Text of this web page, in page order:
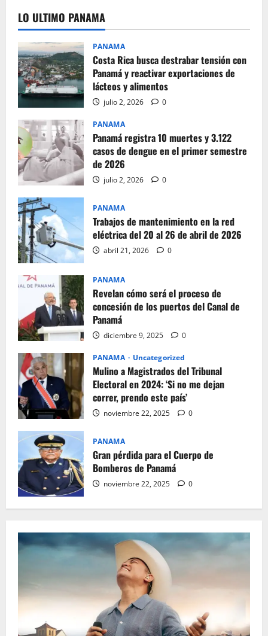
LO ULTIMO PANAMA
PANAMA
Costa Rica busca destrabar tensión con
Panamá y reactivar exportaciones de
lácteos y alimentos
julio 2, 2026 0
PANAMA
Panamá registra 10 muertes y 3.122
casos de dengue en el primer semestre
de 2026
julio 2, 2026 0
PANAMA
Trabajos de mantenimiento en la red
eléctrica del 20 al 26 de abril de 2026
abril 21, 2026 0
PANAMA
Revelan cómo será el proceso de
concesión de los puertos del Canal de
Panamá
diciembre 9, 2025 0
PANAMA Uncategorized
Mulino a Magistrados del Tribunal
Electoral en 2024: ‘Si no me dejan
correr, prendo este país’
noviembre 22, 2025 0
PANAMA
Gran pérdida para el Cuerpo de
Bomberos de Panamá
noviembre 22, 2025 0